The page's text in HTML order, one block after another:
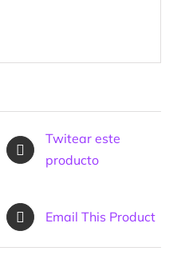
Twitear este
producto
Email This Product